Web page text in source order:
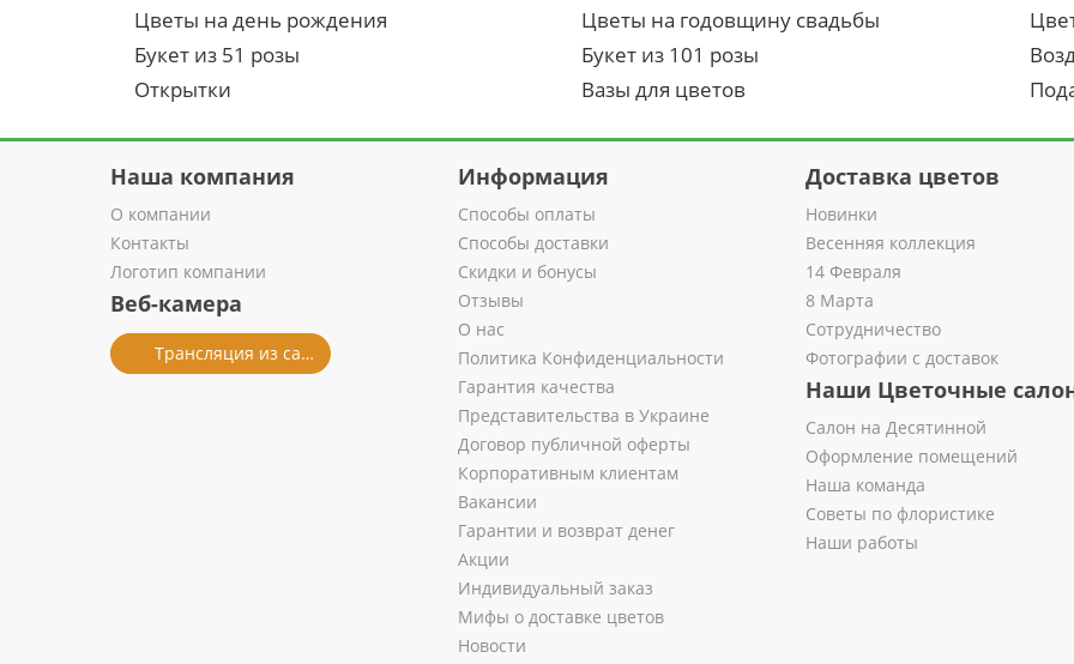
Цветы на день рождения
Цветы на годовщину свадьбы
Букет из 51 розы
Букет из 101 розы
Открытки
Вазы для цветов
Наша компания
О компании
Контакты
Логотип компании
Веб-камера
Трансляция из салона
Информация
Способы оплаты
Способы доставки
Скидки и бонусы
Отзывы
О нас
Политика Конфиденциальности
Гарантия качества
Представительства в Украине
Договор публичной оферты
Корпоративным клиентам
Вакансии
Гарантии и возврат денег
Акции
Индивидуальный заказ
Мифы о доставке цветов
Новости
Доставка цветов
Новинки
Весенняя коллекция
14 Февраля
8 Марта
Сотрудничество
Фотографии с доставок
Наши Цветочные
Салон на Десятинной
Оформление помещений
Наша команда
Советы по флористике
Наши работы